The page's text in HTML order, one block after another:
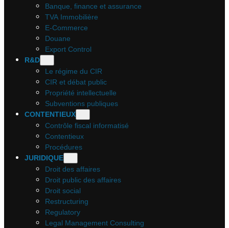
Banque, finance et assurance
TVA Immobilière
E-Commerce
Douane
Export Control
R&D
Le régime du CIR
CIR et débat public
Propriété intellectuelle
Subventions publiques
CONTENTIEUX
Contrôle fiscal informatisé
Contentieux
Procédures
JURIDIQUE
Droit des affaires
Droit public des affaires
Droit social
Restructuring
Regulatory
Legal Management Consulting